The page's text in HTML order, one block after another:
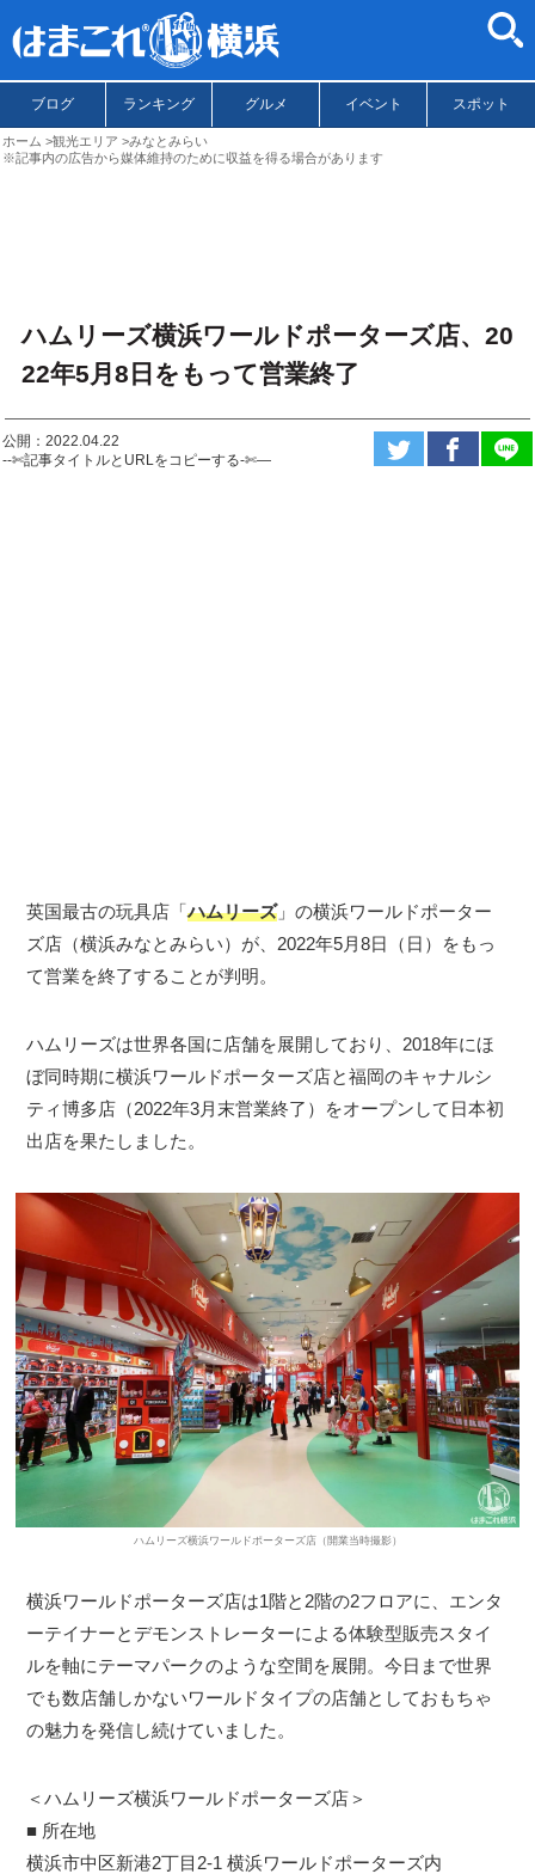
ブログ ランキング グルメ イベント スポット
ホーム 観光エリア
みなとみらい
※記事内の広告から媒体維持のために収益を得る場合があります
ハムリーズ横浜ワールドポーターズ店、20
22年5月8日をもって営業終了
公開：2022.04.22
--✄記事タイトルとURLをコピーする-✄—
英国最古の玩具店「ハムリーズ」の横浜ワールドポーター
ズ店（横浜みなとみらい）が、2022年5月8日（日）をもっ
て営業を終了することが判明。
ハムリーズは世界各国に店舗を展開しており、2018年にほ
ぼ同時期に横浜ワールドポーターズ店と福岡のキャナルシ
ティ博多店（2022年3月末営業終了）をオープンして日本初
出店を果たしました。
ハムリーズ横浜ワールドポーターズ店（開業当時撮影）
横浜ワールドポーターズ店は1階と2階の2フロアに、エンタ
ーテイナーとデモンストレーターによる体験型販売スタイ
ルを軸にテーマパークのような空間を展開。今日まで世界
でも数店舗しかないワールドタイプの店舗としておもちゃ
の魅力を発信し続けていました。
＜ハムリーズ横浜ワールドポーターズ店＞
■ 所在地
横浜市中区新港2丁目2-1 横浜ワールドポーターズ内